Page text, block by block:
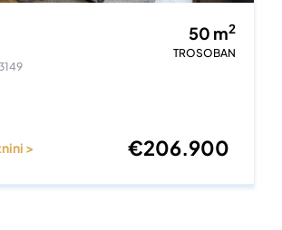
50 m2
TROSOBAN
> €206.900